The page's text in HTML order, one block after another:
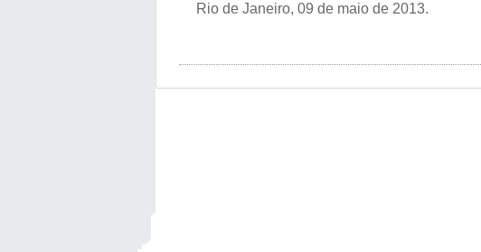
Rio de Janeiro, 09 de maio de 2013.